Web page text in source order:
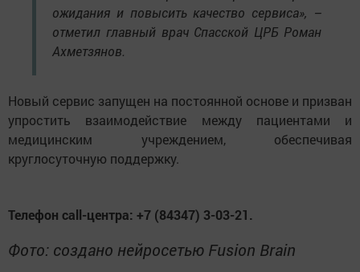
ожидания и повысить качество сервиса», –
отметил главный врач Спасской ЦРБ Роман
Ахметзянов.
Новый сервис запущен на постоянной основе и призван
упростить взаимодействие между пациентами и
медицинским учреждением, обеспечивая
круглосуточную поддержку.
Телефон call-центра: +7 (84347) 3-03-21.
Фото: создано нейросетью Fusion Brain